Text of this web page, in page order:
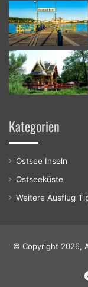
Kategorien
Ostsee Inseln
Ostseeküste
Weitere Ausflug
© Copyright 2026,